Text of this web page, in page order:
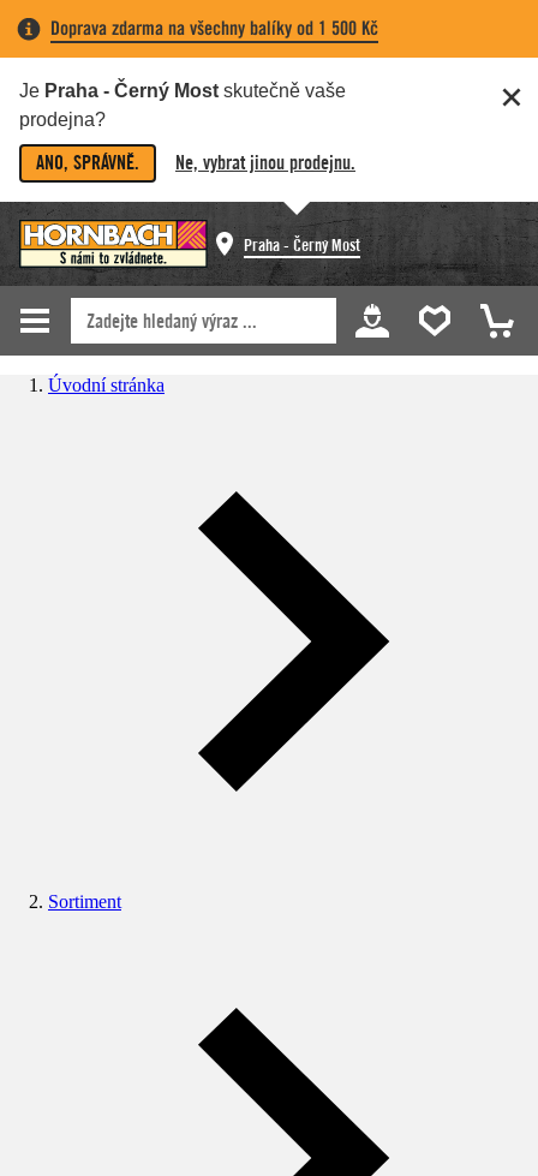
Doprava zdarma na všechny balíky od 1 500 Kč
Je Praha - Černý Most skutečně vaše
prodejna?
ANO, SPRÁVNĚ. Ne, vybrat jinou prodejnu.
Praha - Černý Most
Úvodní stránka
Sortiment